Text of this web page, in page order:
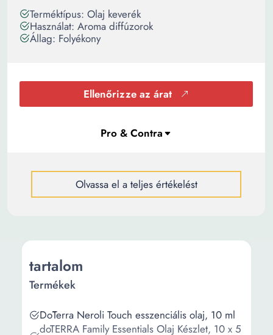
Terméktípus: Olaj keverék
Használat: Aroma diffúzorok
Állag: Folyékony
Ellenőrizze az árat
Olvassa el a teljes értékelést
tartalom
Termékek
DōTerra Neroli Touch esszenciális olaj, 10 ml
doTERRA Family Essentials Olaj Készlet, 10 x 5